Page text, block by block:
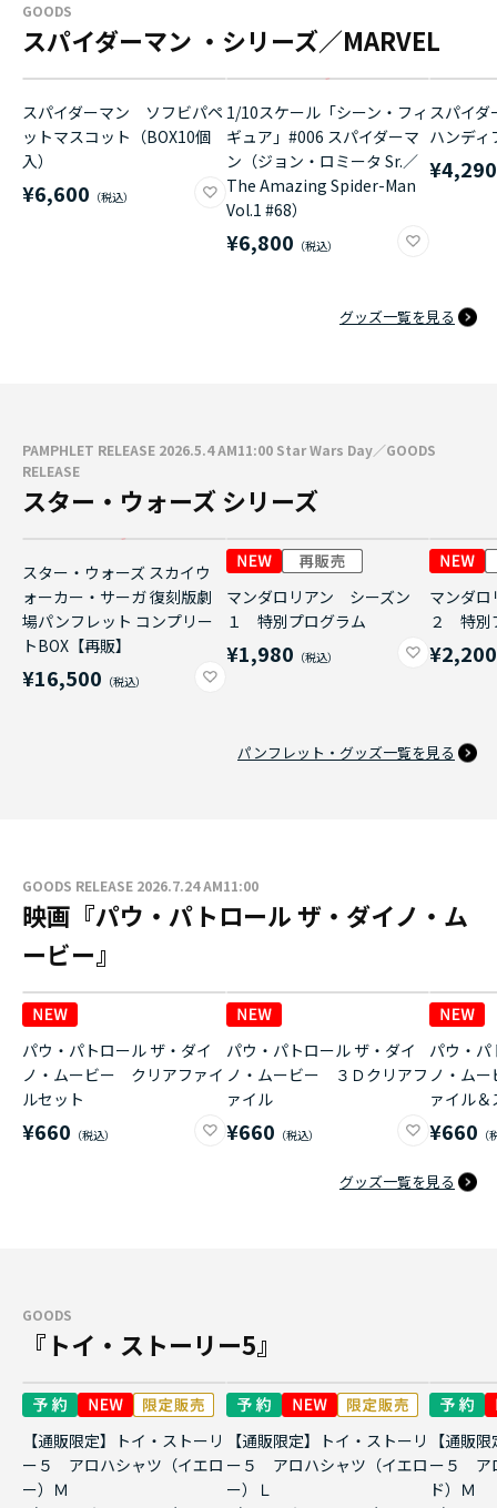
GOODS
スパイダーマン ・シリーズ／MARVEL
スパイダーマン ソフビパペ
ットマスコット（BOX10個
入）
¥6,600
1/10スケール「シーン・フィ
ギュア」#006 スパイダーマ
ン（ジョン・ロミータ Sr.／
The Amazing Spider-Man
Vol.1 #68）
¥6,800
スパイ
ハンディ
¥4,290
グッズ一覧を見る
PAMPHLET RELEASE 2026.5.4 AM11:00 Star Wars Day／GOODS
RELEASE
スター・ウォーズ シリーズ
スター・ウォーズ スカイウ
ォーカー・サーガ 復刻版劇
場パンフレット コンプリー
トBOX【再販】
¥16,500
マンダロリアン シーズン
１ 特別プログラム
¥1,980
マンダ
２ 特別
¥2,200
パンフレット・グッズ一覧を見る
GOODS RELEASE 2026.7.24 AM11:00
映画『パウ・パトロール ザ・ダイノ・ム
ービー』
パウ・パトロール ザ・ダイ
ノ・ムービー クリアファイ
ルセット
¥660
パウ・パトロール ザ・ダイ
ノ・ムービー ３Ｄクリアフ
ァイル
¥660
パウ・パ
ノ・ム
ァイル
¥660
グッズ一覧を見る
GOODS
『トイ・ストーリー5』
【通販限定】トイ・ストーリ
ー５ アロハシャツ（イエロ
ー）Ｍ
【通販限定】トイ・ストーリ
ー５ アロハシャツ（イエロ
ー）Ｌ
【通販
ー５ ア
ド）Ｍ